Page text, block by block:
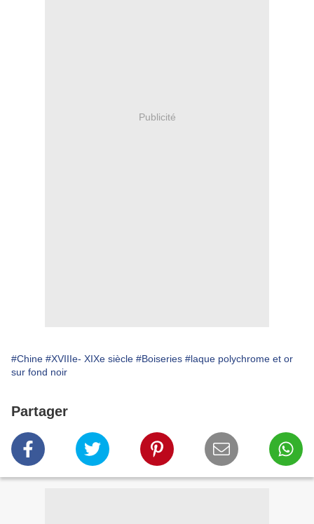
Publicité
#Chine #XVIIIe- XIXe siècle #Boiseries #laque polychrome et or
sur fond noir
Partager